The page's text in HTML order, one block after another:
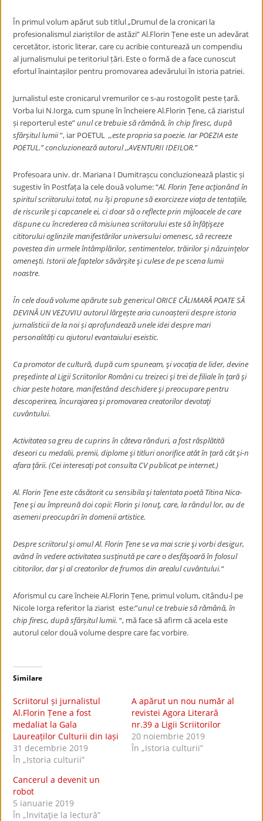
În primul volum apărut sub titlul„Drumul de la cronicari la
profesionalismul ziariștilor de astăzi” Al.Florin Țene este un adevărat
cercetător, istoric literar, care cu acribie conturează un compendiu
al jurnalismului pe teritoriul țări. Este o formă de a face cunoscut
efortul înaintașilor pentru promovarea adevărului în istoria patriei.
Jurnalistul este cronicarul vremurilor ce s-au rostogolit peste țară.
Vorba lui N.Iorga, cum spune în încheiere Al.Florin Țene, că ziaristul
și reporterul este”unul ce trebuie să rămână, în chip firesc, după
sfârșitul lumii“, iar POETUL,,este propria sa poezie. Iar POEZIA este
POETUL.” concluzionează autorul ,,AVENTURII IDEILOR.”
Profesoara univ. dr. Mariana I Dumitrașcu concluzionează plastic și
sugestiv în Postfața la cele două volume: “Al. Florin Ţene acţionând în
spiritul scriitorului total, nu îşi propune să exorcizeze viaţa de tentaţiile,
de riscurile şi capcanele ei, ci doar să o reflecte prin mijloacele de care
dispune cu încrederea că misiunea scriitorului este să înfăţişeze
cititorului oglinzile manifestărilor universului omenesc, să recreeze
povestea din urmele întâmplărilor, sentimentelor, trăirilor şi năzuinţelor
omeneşti. Istorii ale faptelor săvârşite şi culese de pe scena lumii
noastre.
În cele două volume apărute sub genericul ORICE CĂLIMARĂ POATE SĂ
DEVINĂ UN VEZUVIU autorul lărgește aria cunoașterii despre istoria
jurnalisticii de la noi și aprofundează unele idei despre mari
personalități cu ajutorul evantaiului eseistic.
Ca promotor de cultură, după cum spuneam, şi vocaţia de lider, devine
preşedinte al Ligii Scriitorilor Români cu treizeci şi trei de filiale în ţară şi
chiar peste hotare, manifestând deschidere şi preocupare pentru
descoperirea, încurajarea şi promovarea creatorilor devotaţi
cuvântului.
Activitatea sa greu de cuprins în câteva rânduri, a fost răsplătită
deseori cu medalii, premii, diplome şi titluri onorifice atât în ţară cât şi-n
afara ţării. (Cei interesaţi pot consulta CV publicat pe internet.)
Al. Florin Ţene este căsătorit cu sensibila şi talentata poetă Titina Nica-
Ţene şi au împreună doi copii: Florin şi Ionuţ, care, la rândul lor, au de
asemeni preocupări în domenii artistice.
Despre scriitorul şi omul Al. Florin Ţene se va mai scrie şi vorbi desigur,
având în vedere activitatea susţinută pe care o desfăşoară în folosul
cititorilor, dar şi al creatorilor de frumos din arealul cuvântului.“
Aforismul cu care încheie Al.Florin Țene, primul volum, citându-l pe
Nicole Iorga referitor la ziarist este:”unul ce trebuie să rămână, în
chip firesc, după sfârșitul lumii. “, mă face să afirm că acela este
autorul celor două volume despre care fac vorbire.
Similare
Scriitorul și jurnalistul
Al.Florin Țene a fost
medaliat la Gala
Laureaților Culturii din Iași
31 decembrie 2019
În „Istoria culturii”
A apărut un nou număr al
revistei Agora Literară
nr.39 a Ligii Scriitorilor
20 noiembrie 2019
În „Istoria culturii”
Cancerul a devenit un
robot
5 ianuarie 2019
În „lnvitaţie la lectură”